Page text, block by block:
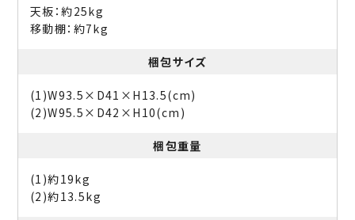
天板：約25kg
移動棚：約7kg
梱包サイズ
(1)W93.5×D41×H13.5(cm)
(2)W95.5×D42×H10(cm)
梱包重量
(1)約19kg
(2)約13.5kg